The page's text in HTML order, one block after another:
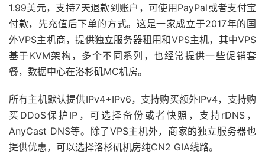
1.99美元，支持7天退款到账户，可使用PayPal或者支付宝
付款，先充值后下单的方式。这是一家成立于2017年的国
外VPS主机商，提供独立服务器租用和VPS主机，其中VPS
基于KVM架构，多个不同系列，也经常提供一些促销套
餐，数据中心在洛杉矶MC机房。
所有主机默认提供IPv4+IPv6，支持购买额外IPv4，支持购
买DDoS保护IP，可选择备份或者快照，支持rDNS，
AnyCast DNS等。除了VPS主机外，商家的独立服务器也
提供优惠，可以选择洛杉矶机房纯CN2 GIA线路。